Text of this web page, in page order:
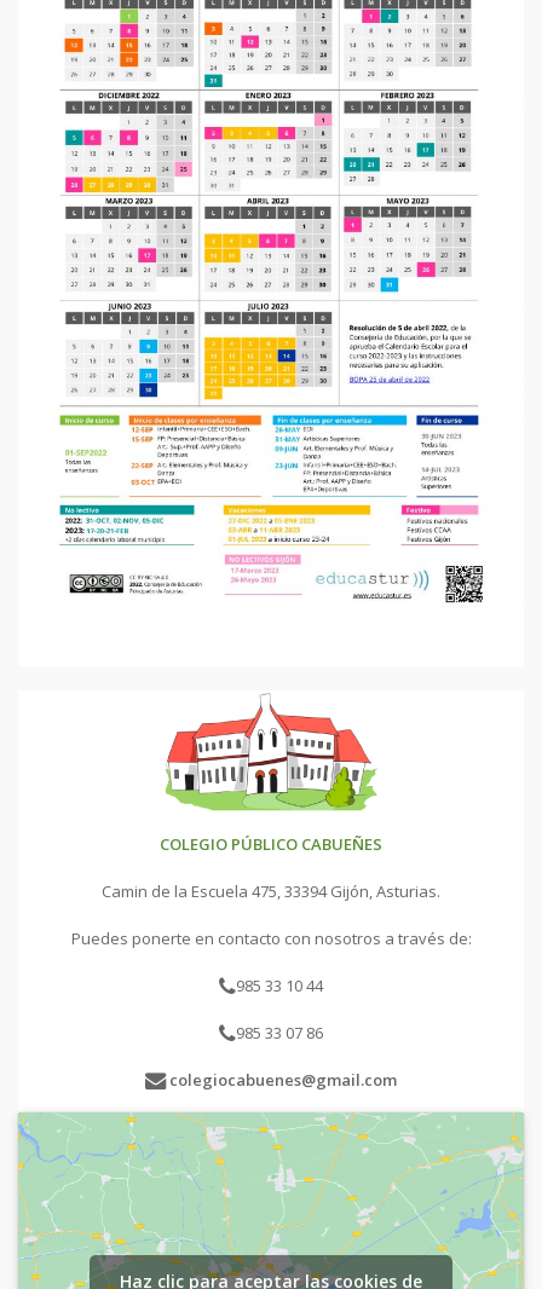
COLEGIO PÚBLICO CABUEÑES
Camin de la Escuela 475, 33394 Gijón, Asturias.
Puedes ponerte en contacto con nosotros a través de:
985 33 10 44
985 33 07 86
colegiocabuenes@gmail.com
Haz clic para aceptar las cookies de